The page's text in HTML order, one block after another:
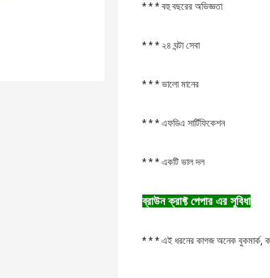
* * * বহু বছরের অভিজ্ঞতা
* * * ২৪ ঘন্টা সেবা
* * * ভালো মানের
* * * এফডিএ সার্টিফিকেশন
* * * একটি ভাল দল
ব্রাউন ক্রাফ্ট পেপার এর সুবিধা
* * * এই ধরনের কাগজ অনেক বুকমার্ক,